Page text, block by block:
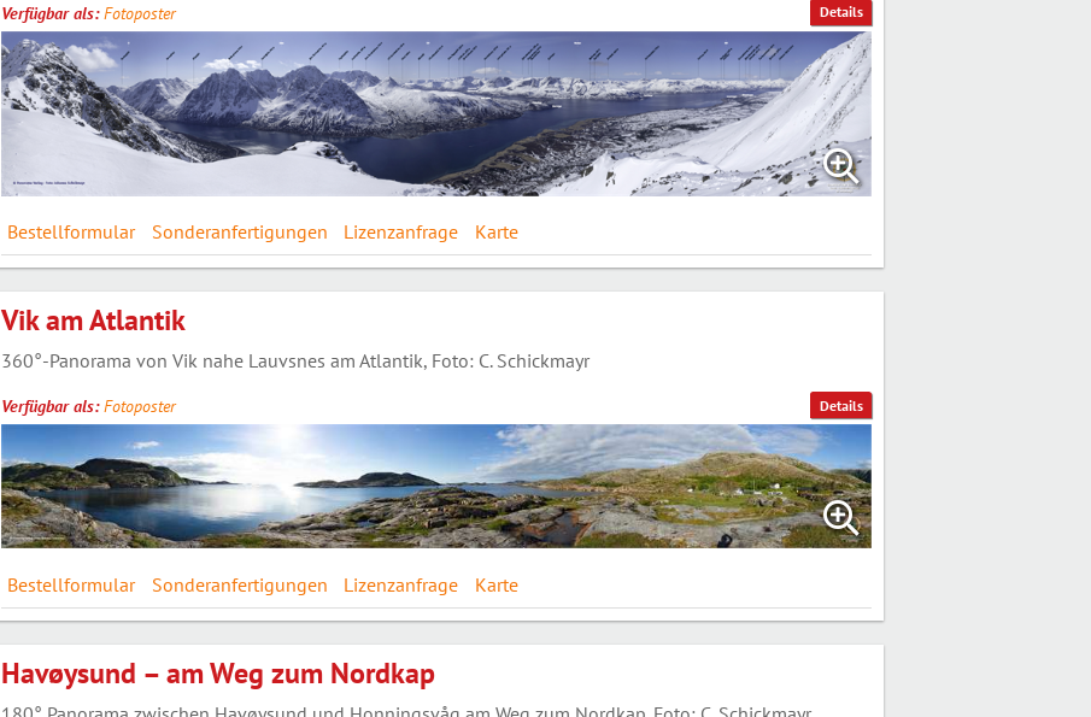
Details
Verfügbar als:Fotoposter
Bestellformular Sonderanfertigungen Lizenzanfrage Karte
Details
Vik am Atlantik
360°-Panorama von Vik nahe Lauvsnes am Atlantik, Foto: C. Schickmayr
Verfügbar als:Fotoposter
Bestellformular Sonderanfertigungen Lizenzanfrage Karte
Havøysund – am Weg zum Nordkap